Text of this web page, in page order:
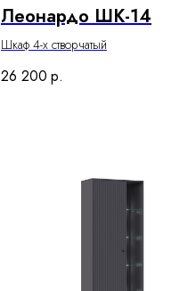
Леонардо ШК-14
Шкаф 4-х створчатый
26 200 р.